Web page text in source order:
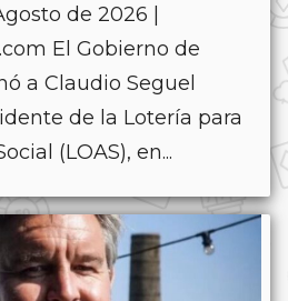
de 2026 |
El Gobierno de
a Claudio Seguel
de la Lotería para
(LOAS), en...